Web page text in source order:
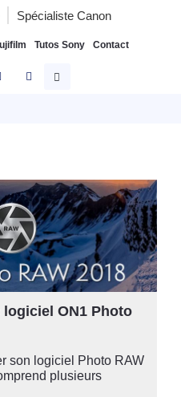
Spécialiste Canon
Tutos Sony Contact
ON1 Photo
son logiciel Photo RAW
plusieurs